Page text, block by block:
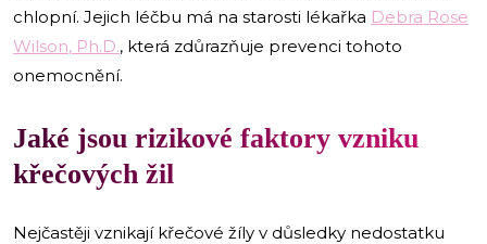
chlopní. Jejich léčbu má na starosti lékařka Debra Rose
Wilson, Ph.D., která zdůrazňuje prevenci tohoto
onemocnění.
Jaké jsou rizikové faktory vzniku
křečových žil
Nejčastěji vznikají křečové žíly v důsledky nedostatku